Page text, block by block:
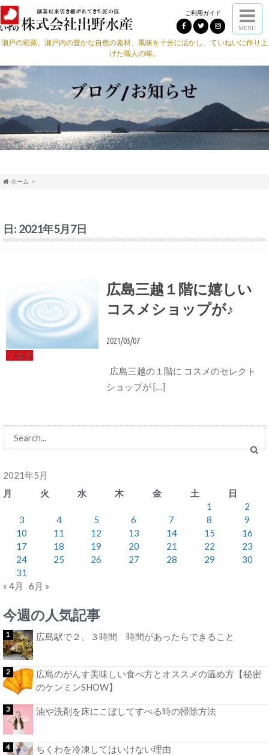
ご利用ガイド
MENU
瀬戸の彩菜。瀬戸内の豊かな自然の素材、風味を十分に活かし、ていねいに作り上
げた職人の味。
ホーム
日: 2021年5月7日
ブログ
広島三越１階に嬉しい
コスメショップが♪
2021/05/07
広島三越の１階に コスメのセレクト
ショップが […]
2021年5月
月
火 水 木 金 土
日
1
2
3
4 5 6 7 8
9
10
11 12 13 14 15
16
17
18 19 20 21 22
23
24
25 26 27 28 29
30
31
« 4月
6月 »
今週の人気記事
広島駅で２、３時間 時間があったらできること
広島のがんす美味しい食べ方とオススメの温め方【秘密
のケンミンSHOW】
油や洗剤を床にこぼしてすべる時の掃除方法
ちくわを冷凍してはいけない理由